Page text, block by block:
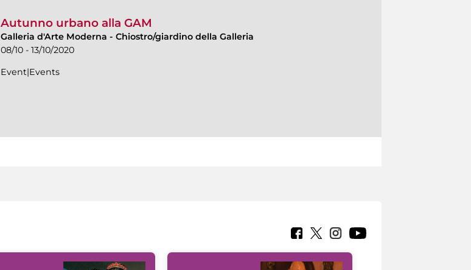
Autunno urbano alla GAM
Galleria d'Arte Moderna - Chiostro/giardino della Galleria
08/10 - 13/10/2020
Event|Events